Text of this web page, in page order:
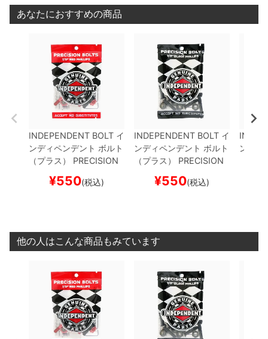
あなたにおすすめの商品
INDEPENDENT BOLT イ
ンディペンデント ボルト
（プラス）
PRECISION
BLACK/REDスケー
¥550(税込)
INDEPENDENT BOLT イ
ンディペンデント ボルト
（プラス）
PRECISION
BLACKスケートボ
¥550(税込)
ンディ
他の人はこんな商品もみています